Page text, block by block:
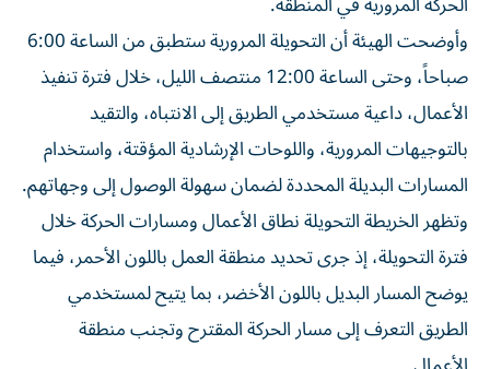
وأوضحت الهيئة أن التحويلة المرورية ستطبق من الساعة 6:00
صباحاً، وحتى الساعة 12:00 منتصف الليل، خلال فترة تنفيذ
الأعمال، داعية مستخدمي الطريق إلى الانتباه، والتقيد
بالتوجيهات المرورية، واللوحات الإرشادية المؤقتة، واستخدام
المسارات البديلة المحددة لضمان سهولة الوصول إلى وجهاتهم.
وتظهر الخريطة التحويلة نطاق الأعمال ومسارات الحركة خلال
فترة التحويلة، إذ جرى تحديد منطقة العمل باللون الأحمر، فيما
يوضح المسار البديل باللون الأخضر، بما يتيح لمستخدمي
الطريق التعرف إلى مسار الحركة المقترح وتجنب منطقة